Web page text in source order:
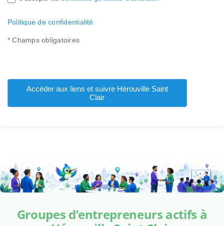
Politique de confidentialité
* Champs obligatoires
Accéder aux liens et suivre Hérouville Saint
Clair
Groupes d’entrepreneurs actifs à